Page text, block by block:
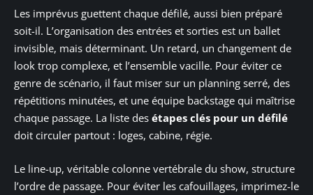
Les imprévus guettent chaque défilé, aussi bien préparé
soit-il. L’organisation des entrées et sorties est un ballet
invisible, mais déterminant. Un retard, un changement de
look trop complexe, et l’ensemble vacille. Pour éviter ce
genre de scénario, il faut miser sur un planning serré, des
répétitions minutées, et une équipe backstage qui maîtrise
chaque passage. La liste des étapes clés pour un défilé
doit circuler partout : loges, cabine, régie.
Le line-up, véritable colonne vertébrale du show, structure
l’ordre de passage. Pour éviter les cafouillages, imprimez-le